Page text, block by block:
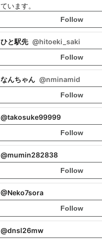
ています。
Follow
ひと駅先 @hitoeki_saki
Follow
なんちゃん @nminamid
Follow
@takosuke99999
Follow
@mumin282838
Follow
@Neko7sora
Follow
@dnsl26mw